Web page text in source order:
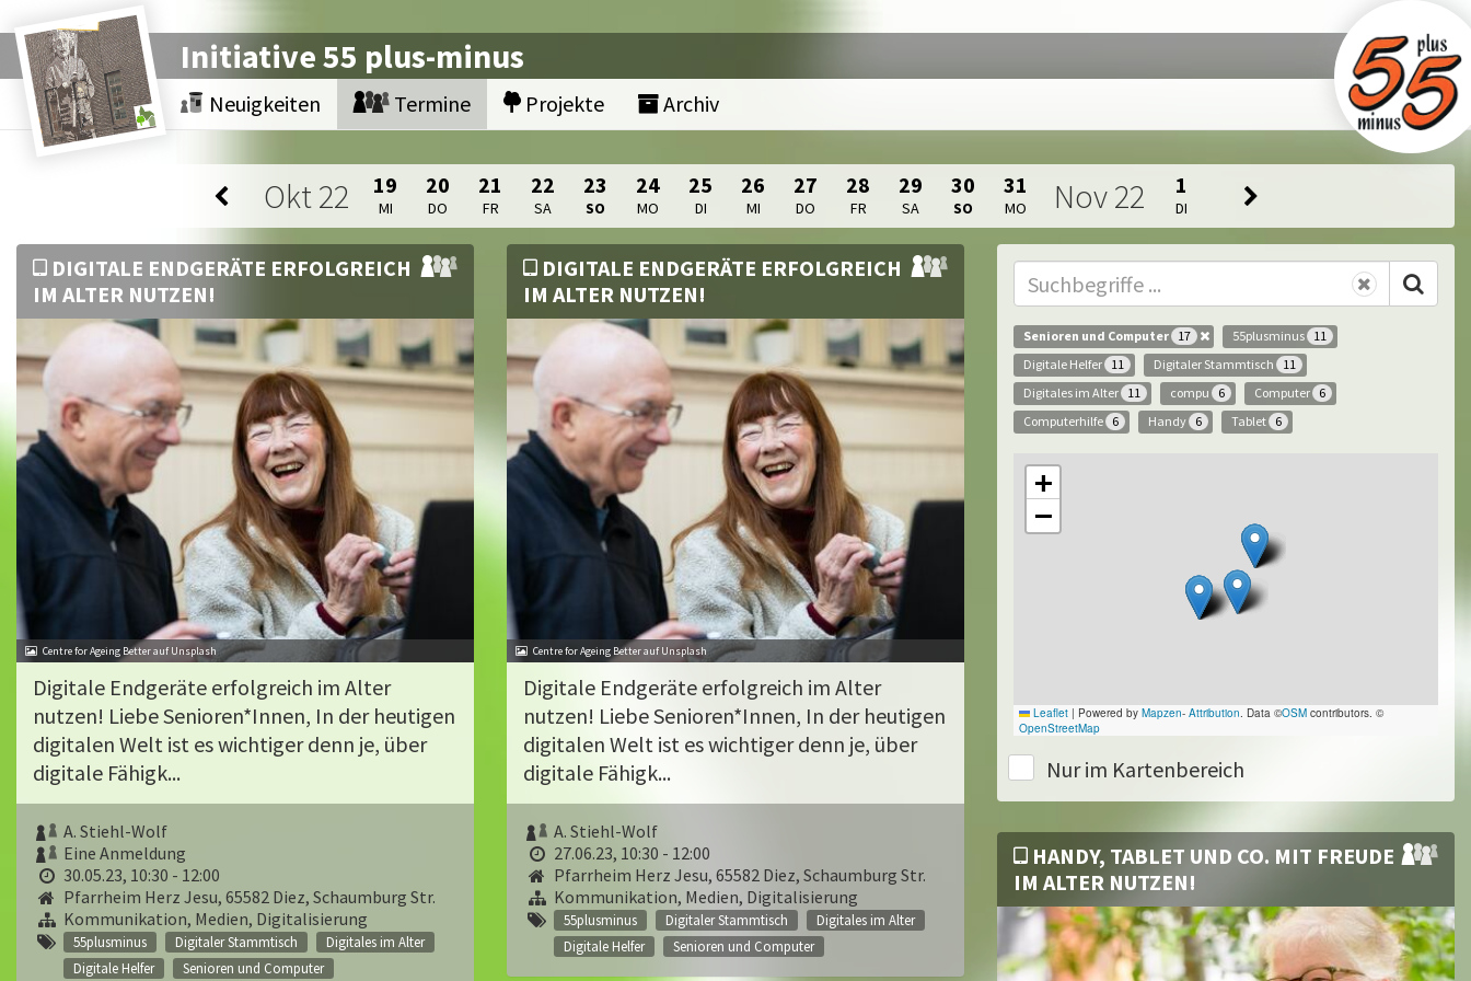
Initiative 55 plus-minus
Neuigkeiten Termine Projekte Archiv
Okt22 19
MI
20
DO
21
FR
22
SA
23
SO
24
MO
25
DI
26
MI
27
DO
28
FR
29
SA
30
SO
31
MO Nov22 1
DI
Senioren und Computer 17 55plusminus 11
Digitale Helfer 11 Digitaler Stammtisch
11
Digitales im Alter 11 compu 6 Computer 6
Computerhilfe 6 Handy 6 Tablet 6
+
−
Leaflet | Powered by Mapzen- Attribution. Data ©OSM contributors. ©
OpenStreetMap
Nur im Kartenbereich
DIGITALE ENDGERÄTE ERFOLGREICH
IM ALTER NUTZEN!
Centre for Ageing Better auf Unsplash
Digitale Endgeräte erfolgreich im Alter
nutzen! Liebe Senioren*Innen, In der heutigen
digitalen Welt ist es wichtiger denn je, über
digitale Fähigk...
A. Stiehl-Wolf
Eine Anmeldung
30.05.23, 10:30 - 12:00
Pfarrheim Herz Jesu, 65582 Diez, Schaumburg Str.
Kommunikation, Medien, Digitalisierung
55plusminus Digitaler Stammtisch
Digitales im Alter
Digitale Helfer
Senioren und Computer
DIGITALE ENDGERÄTE ERFOLGREICH
IM ALTER NUTZEN!
Centre for Ageing Better auf Unsplash
Digitale Endgeräte erfolgreich im Alter
nutzen! Liebe Senioren*Innen, In der heutigen
digitalen Welt ist es wichtiger denn je, über
digitale Fähigk...
A. Stiehl-Wolf
27.06.23, 10:30 - 12:00
Pfarrheim Herz Jesu, 65582 Diez, Schaumburg Str.
Kommunikation, Medien, Digitalisierung
55plusminus Digitaler Stammtisch
Digitales im Alter
Digitale Helfer
Senioren und Computer
HANDY, TABLET UND CO. MIT FREUDE
IM ALTER NUTZEN!